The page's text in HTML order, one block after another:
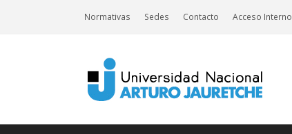
Normativas Sedes Contacto Acceso Interno